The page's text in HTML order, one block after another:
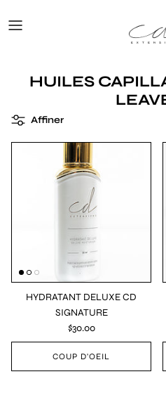
au
Coloration des
ACCRÉDITATIONS
Compte Professionnel
Kérastase
HUILES
Affiner
HYDRATANT DELUXE CD
SIGNATURE
$30.00
COUP D'OEIL